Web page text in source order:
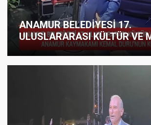
ANAMUR BELEDİYESİ 17.
ULUSLARARASI KÜLTÜR VE